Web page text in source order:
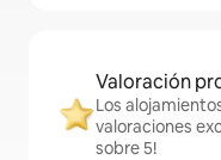
Valoración
Los
valoraciones
sobre 5!